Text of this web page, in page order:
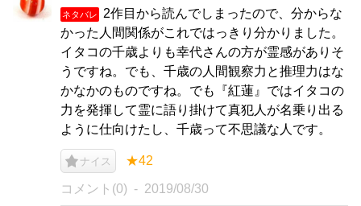
ネタバレ
2作目から読んでしまったので、分からな
かった人間関係がこれではっきり分かりました。
イタコの千歳よりも幸代さんの方が霊感がありそ
うですね。でも、千歳の人間観察力と推理力はな
かなかのものですね。でも『紅蓮』ではイタコの
力を発揮して霊に語り掛けて真犯人が名乗り出る
ように仕向けたし、千歳って不思議な人です。
ナイス ★42
コメント(0) 2019/08/30